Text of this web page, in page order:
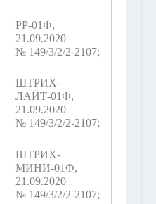
РР-01Ф,
21.09.2020
№ 149/3/2/2-2107;
ШТРИХ-
ЛАЙТ-01Ф,
21.09.2020
№ 149/3/2/2-2107;
ШТРИХ-
МИНИ-01Ф,
21.09.2020
№ 149/3/2/2-2107;